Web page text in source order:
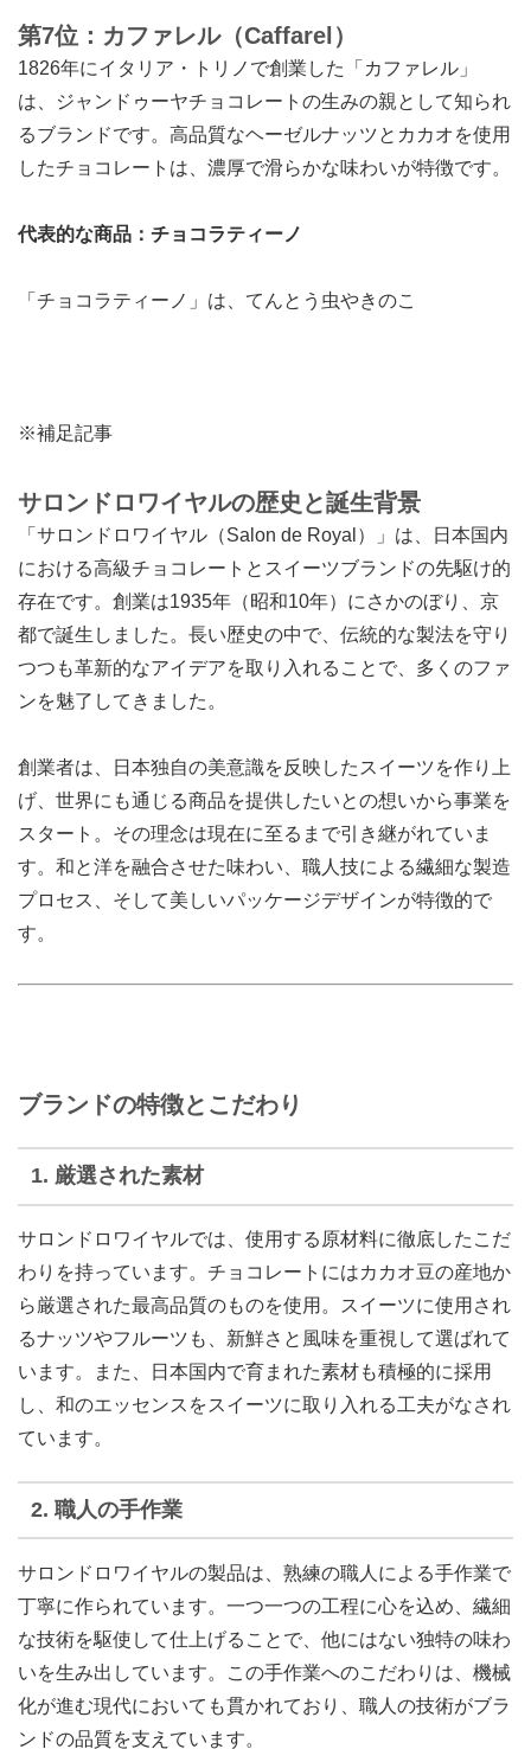
第7位：カファレル（Caffarel）
1826年にイタリア・トリノで創業した「カファレル」
は、ジャンドゥーヤチョコレートの生みの親として知られ
るブランドです。高品質なヘーゼルナッツとカカオを使用
したチョコレートは、濃厚で滑らかな味わいが特徴です。
代表的な商品：チョコラティーノ
「チョコラティーノ」は、てんとう虫やきのこ
※補足記事
サロンドロワイヤルの歴史と誕生背景
「サロンドロワイヤル（Salon de Royal）」は、日本国内
における高級チョコレートとスイーツブランドの先駆け的
存在です。創業は1935年（昭和10年）にさかのぼり、京
都で誕生しました。長い歴史の中で、伝統的な製法を守り
つつも革新的なアイデアを取り入れることで、多くのファ
ンを魅了してきました。
創業者は、日本独自の美意識を反映したスイーツを作り上
げ、世界にも通じる商品を提供したいとの想いから事業を
スタート。その理念は現在に至るまで引き継がれていま
す。和と洋を融合させた味わい、職人技による繊細な製造
プロセス、そして美しいパッケージデザインが特徴的で
す。
ブランドの特徴とこだわり
1. 厳選された素材
サロンドロワイヤルでは、使用する原材料に徹底したこだ
わりを持っています。チョコレートにはカカオ豆の産地か
ら厳選された最高品質のものを使用。スイーツに使用され
るナッツやフルーツも、新鮮さと風味を重視して選ばれて
います。また、日本国内で育まれた素材も積極的に採用
し、和のエッセンスをスイーツに取り入れる工夫がなされ
ています。
2. 職人の手作業
サロンドロワイヤルの製品は、熟練の職人による手作業で
丁寧に作られています。一つ一つの工程に心を込め、繊細
な技術を駆使して仕上げることで、他にはない独特の味わ
いを生み出しています。この手作業へのこだわりは、機械
化が進む現代においても貫かれており、職人の技術がブラ
ンドの品質を支えています。